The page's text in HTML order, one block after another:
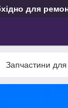
для
Запчастини